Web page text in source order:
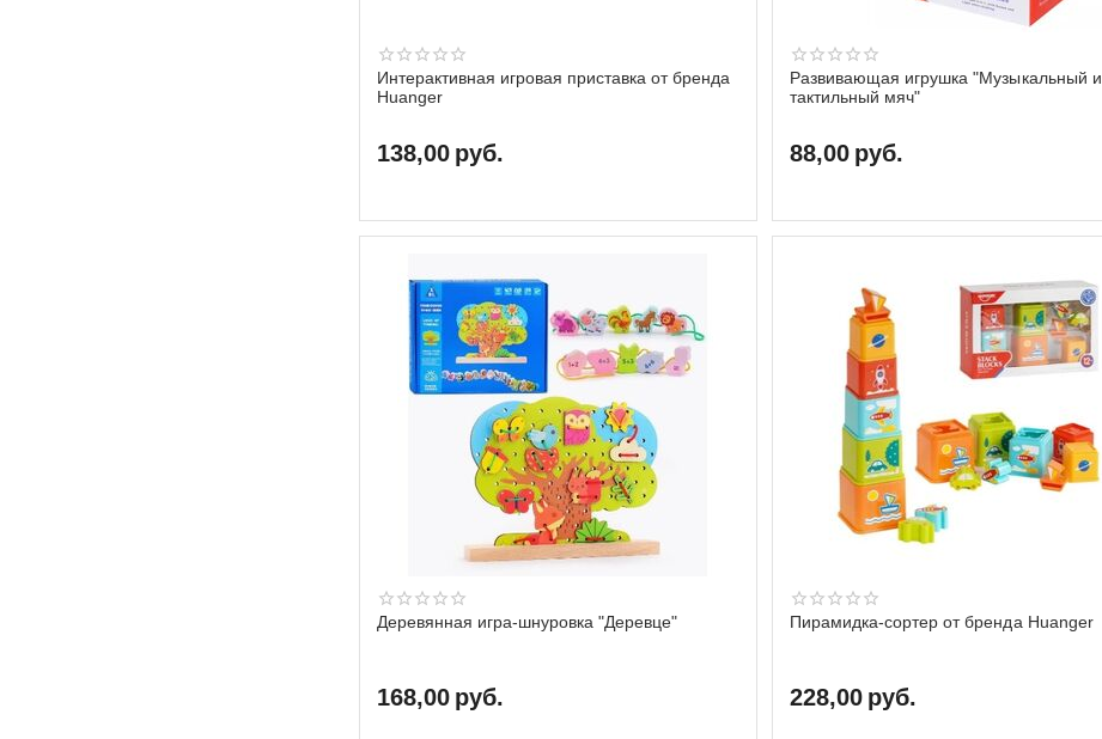
Интерактивная игровая приставка от бренда
Huanger
138,00 руб.
Развивающая игрушка "Музыкальный и
тактильный мяч"
88,00 руб.
Деревянная игра-шнуровка "Деревце"
168,00 руб.
Пирамидка-сортер от бренда Huanger
228,00 руб.